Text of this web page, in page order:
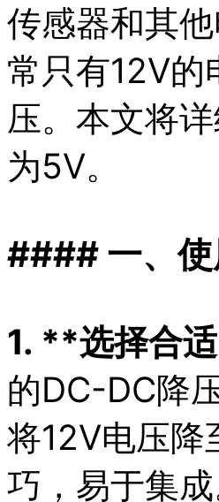
传感器和其
常只有12V的
压。本文将
为5V。
#### 一、
1. **选择合
的DC-DC降
将12V电压降
巧，易于集成